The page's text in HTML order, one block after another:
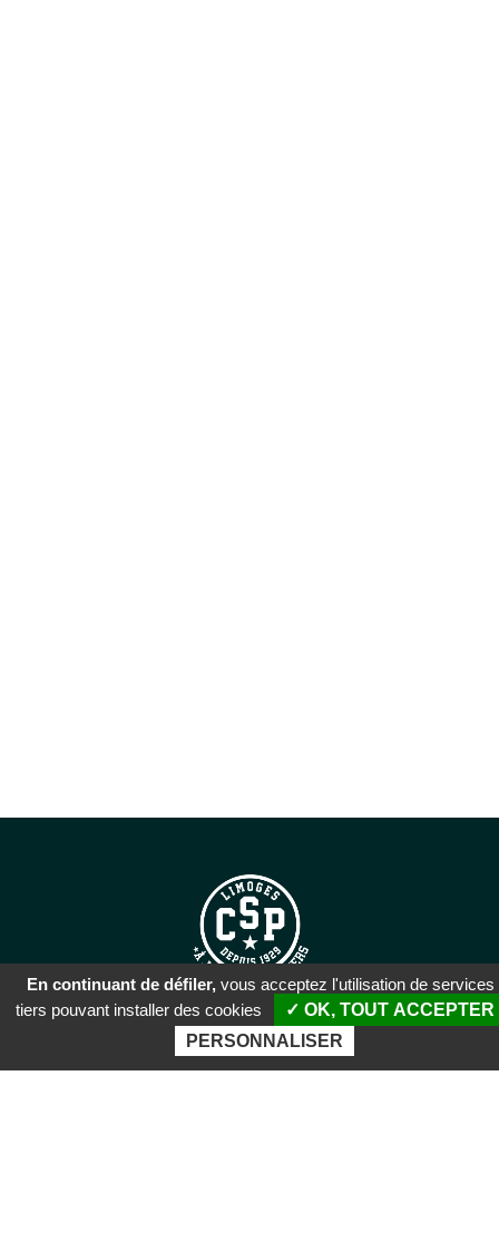
SIÈGE SOCIAL
51 rue Descartes
En continuant de défiler, vous acceptez l'utilisation de services
tiers pouvant installer des cookies
✓ OK, TOUT ACCEPTER
PERSONNALISER